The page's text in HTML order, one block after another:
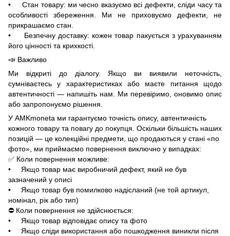
• Стан товару: ми чесно вказуємо всі дефекти, сліди часу та
особливості збереження. Ми не приховуємо дефекти, не
прикрашаємо стан.
• Безпечну доставку: кожен товар пакується з урахуванням
його цінності та крихкості.
📣 Важливо
Ми відкриті до діалогу. Якщо ви виявили неточність,
сумніваєтесь у характеристиках або маєте питання щодо
автентичності — напишіть нам. Ми перевіримо, оновимо опис
або запропонуємо рішення.
У AMKmoneta ми гарантуємо точність опису, автентичність
кожного товару та повагу до покупця. Оскільки більшість наших
позицій — це колекційні предмети, що продаються у стані «по
фото», ми приймаємо повернення виключно у випадках:
✅ Коли повернення можливе:
• Якщо товар має виробничий дефект, який не був
зазначений у описі
• Якщо товар був помилково надісланий (не той артикул,
номінал, рік або тип)
⛔ Коли повернення не здійснюється:
• Якщо товар відповідає опису та фото
• Якщо сліди використання або пошкодження виникли після